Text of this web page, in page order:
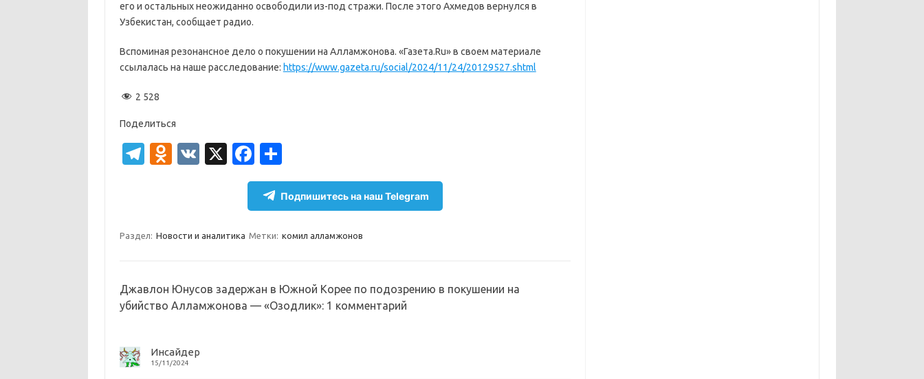
его и остальных неожиданно освободили из-под стражи. После этого Ахмедов вернулся в
Узбекистан, сообщает радио.
Вспоминая резонансное дело о покушении на Алламжонова. «Газета.Ru» в своем материале
ссылалась на наше расследование: https://www.gazeta.ru/social/2024/11/24/20129527.shtml
2 528
Поделиться
T
a
O
kl
sn
ik
V
X
Fa
c
e
o
k
т
п
а
и
т
Подпишитесь на наш Telegram
Раздел: Новости и аналитика Метки: комил алламжонов
Джавлон Юнусов задержан в Южной Корее по подозрению в покушении на
убийство Алламжонова — «Озодлик»: 1 комментарий
Инсайдер
15/11/2024